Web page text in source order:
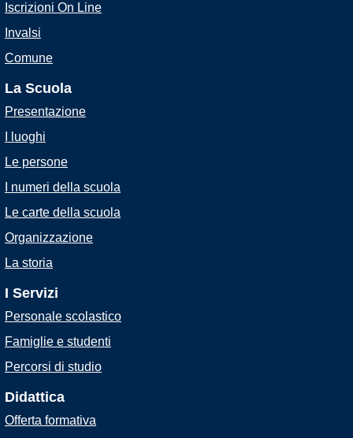
Iscrizioni On Line
Invalsi
Comune
La Scuola
Presentazione
I luoghi
Le persone
I numeri della scuola
Le carte della scuola
Organizzazione
La storia
I Servizi
Personale scolastico
Famiglie e studenti
Percorsi di studio
Didattica
Offerta formativa